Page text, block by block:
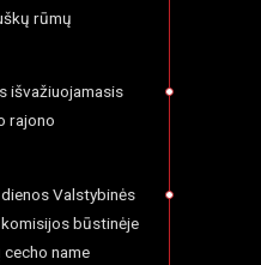
rūmų
išvažiuojamasis
rajono
Valstybinės
būstinėje
name